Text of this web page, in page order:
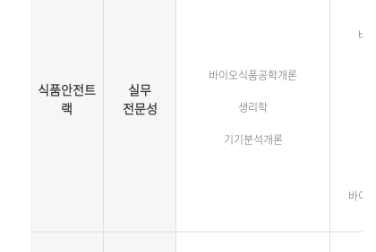
식품안전트
랙
실무
전문성
바이오식품공학개론
생리학
기기분석개론
바
바이